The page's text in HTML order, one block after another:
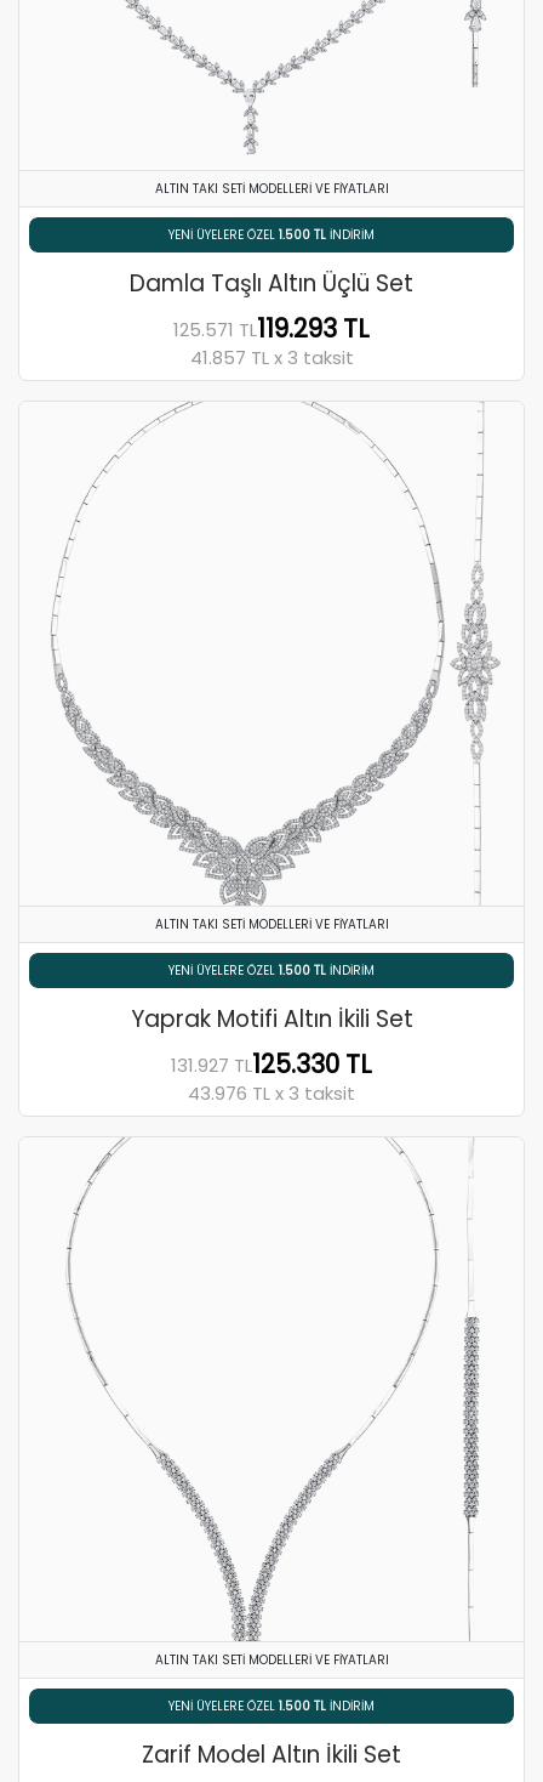
ALTIN TAKI SETI MODELLERI VE FIYATLARI
% 5 HAVALE / EFT İNDIRIMI
Damla Taşlı Altın Üçlü Set
125.571 TL119.293 TL
41.857 TL x 3 taksit
ALTIN TAKI SETI MODELLERI VE FIYATLARI
% 5 HAVALE / EFT İNDIRIMI
Yaprak Motifi Altın İkili Set
131.927 TL125.330 TL
43.976 TL x 3 taksit
ALTIN TAKI SETI MODELLERI VE FIYATLARI
% 5 HAVALE / EFT İNDIRIMI
Zarif Model Altın İkili Set